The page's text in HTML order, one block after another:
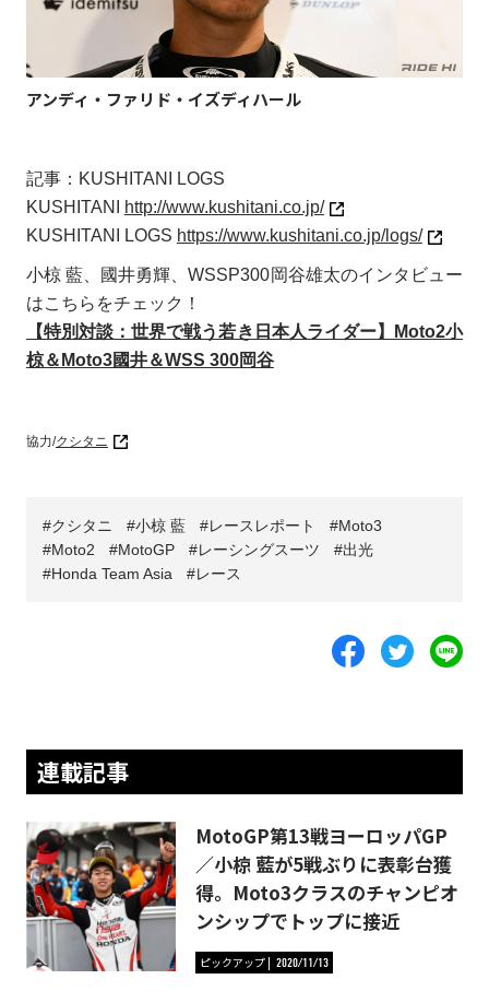
アンディ・ファリド・イズディハール
記事：KUSHITANI LOGS
KUSHITANI
http://www.kushitani.co.jp/
KUSHITANI LOGS https://www.kushitani.co.jp/logs/
小椋 藍、國井勇輝、WSSP300岡谷雄太のインタビュー
はこちらをチェック！
【特別対談：世界で戦う若き日本人ライダー】Moto2小
椋＆Moto3國井＆WSS 300岡谷
協力/クシタニ
クシタニ 小椋 藍 レースレポート
Moto3
Moto2
MotoGP レーシングスーツ
出光
Honda Team Asia
レース
連載記事
MotoGP第13戦ヨーロッパGP
／小椋 藍が5戦ぶりに表彰台獲
得。Moto3クラスのチャンピオ
ンシップでトップに接近
ピックアップ 2020/11/13